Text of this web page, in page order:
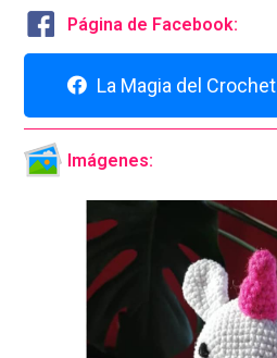
Página de Facebook:
La Magia del Crochet
Imágenes: